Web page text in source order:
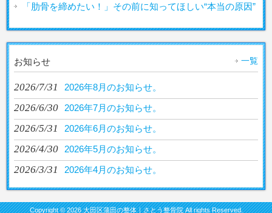
「肋骨を締めたい！」その前に知ってほしい“本当の原因”
お知らせ 一覧
2026/7/31 2026年8月のお知らせ。
2026/6/30 2026年7月のお知らせ。
2026/5/31 2026年6月のお知らせ。
2026/4/30 2026年5月のお知らせ。
2026/3/31 2026年4月のお知らせ。
Copyright © 2026 大田区蒲田の整体｜さとう整骨院 All rights Reserved.